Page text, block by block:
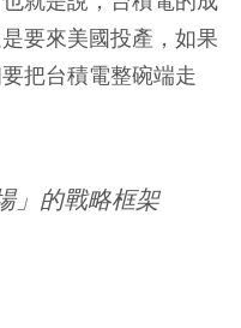
要來美國投產，如果
把台積電整碗端走
」的戰略框架